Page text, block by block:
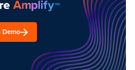
Demo